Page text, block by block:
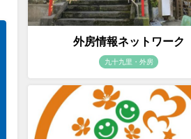
外房情報ネットワーク
九十九里・外房